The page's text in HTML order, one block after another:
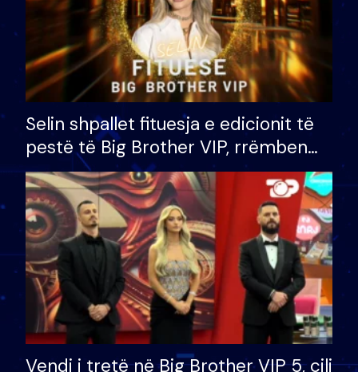
Selin shpallet fituesja e edicionit të
pestë të Big Brother VIP, rrëmben
çmimin e madh prej 100 mijë eurosh
Vendi i tretë në Big Brother VIP 5, cili